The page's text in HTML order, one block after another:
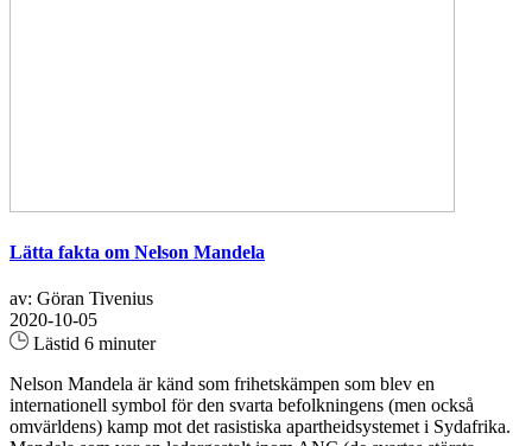
Lätta fakta om Nelson Mandela
av: Göran Tivenius
2020-10-05
Lästid 6 minuter
Nelson Mandela är känd som frihetskämpen som blev en
internationell symbol för den svarta befolkningens (men också
omvärldens) kamp mot det rasistiska apartheidsystemet i Sydafrika.